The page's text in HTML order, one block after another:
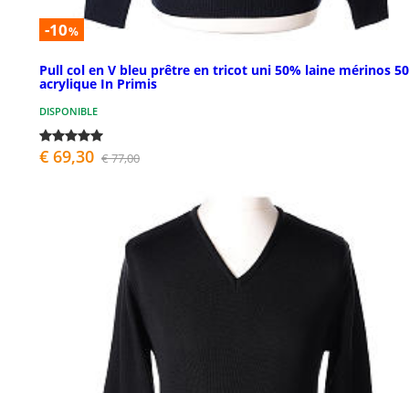
-10%
Pull col en V bleu prêtre en tricot uni 50% laine mérinos
acrylique In Primis
DISPONIBLE
€ 69,30 € 77,00